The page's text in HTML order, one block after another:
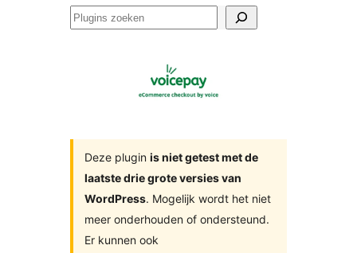
Plugins
Deze plugin is niet getest met de
laatste drie grote versies van
WordPress. Mogelijk wordt het niet
meer onderhouden of ondersteund.
Er kunnen ook